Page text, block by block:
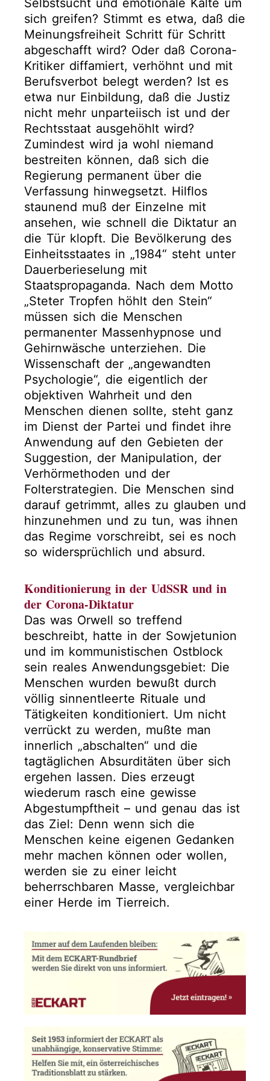
Selbstsucht und emotionale Kälte um
sich greifen? Stimmt es etwa, daß die
Meinungsfreiheit Schritt für Schritt
abgeschafft wird? Oder daß Corona-
Kritiker diffamiert, verhöhnt und mit
Berufsverbot belegt werden? Ist es
etwa nur Einbildung, daß die Justiz
nicht mehr unparteiisch ist und der
Rechtsstaat ausgehöhlt wird?
Zumindest wird ja wohl niemand
bestreiten können, daß sich die
Regierung permanent über die
Verfassung hinwegsetzt. Hilflos
staunend muß der Einzelne mit
ansehen, wie schnell die Diktatur an
die Tür klopft. Die Bevölkerung des
Einheitsstaates in „1984“ steht unter
Dauerberieselung mit
Staatspropaganda. Nach dem Motto
„Steter Tropfen höhlt den Stein“
müssen sich die Menschen
permanenter Massenhypnose und
Gehirnwäsche unterziehen. Die
Wissenschaft der „angewandten
Psychologie“, die eigentlich der
objektiven Wahrheit und den
Menschen dienen sollte, steht ganz
im Dienst der Partei und findet ihre
Anwendung auf den Gebieten der
Suggestion, der Manipulation, der
Verhörmethoden und der
Folterstrategien. Die Menschen sind
darauf getrimmt, alles zu glauben und
hinzunehmen und zu tun, was ihnen
das Regime vorschreibt, sei es noch
so widersprüchlich und absurd.
Konditionierung in der UdSSR und in
der Corona-Diktatur
Das was Orwell so treffend
beschreibt, hatte in der Sowjetunion
und im kommunistischen Ostblock
sein reales Anwendungsgebiet: Die
Menschen wurden bewußt durch
völlig sinnentleerte Rituale und
Tätigkeiten konditioniert. Um nicht
verrückt zu werden, mußte man
innerlich „abschalten“ und die
tagtäglichen Absurditäten über sich
ergehen lassen. Dies erzeugt
wiederum rasch eine gewisse
Abgestumpftheit – und genau das ist
das Ziel: Denn wenn sich die
Menschen keine eigenen Gedanken
mehr machen können oder wollen,
werden sie zu einer leicht
beherrschbaren Masse, vergleichbar
einer Herde im Tierreich.